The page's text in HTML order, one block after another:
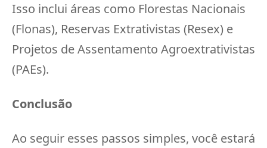
Isso inclui áreas como Florestas Nacionais
(Flonas), Reservas Extrativistas (Resex) e
Projetos de Assentamento Agroextrativistas
(PAEs).
Conclusão
Ao seguir esses passos simples, você estará